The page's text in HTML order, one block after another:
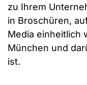
zu Ihrem
in Broschüren,
Media einheitlich
München und
ist.